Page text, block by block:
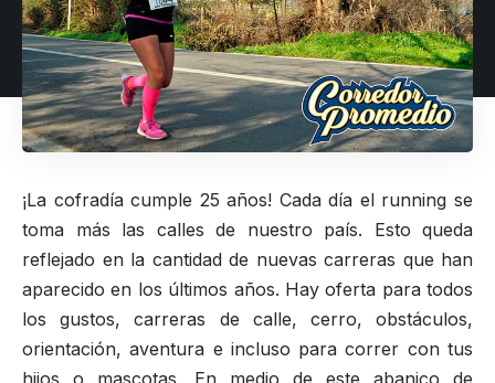
¡La cofradía cumple 25 años! Cada día el running se
toma más las calles de nuestro país. Esto queda
reflejado en la cantidad de nuevas carreras que han
aparecido en los últimos años. Hay oferta para todos
los gustos, carreras de calle, cerro, obstáculos,
orientación, aventura e incluso para correr con tus
hijos o mascotas. En medio de este abanico de